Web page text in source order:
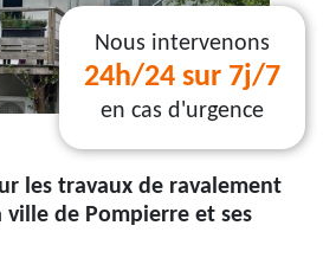
Nous intervenons
24h/24 sur 7j/7
en cas d'urgence
les travaux de ravalement
ville de Pompierre et ses